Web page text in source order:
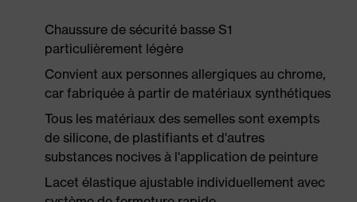
Chaussure de sécurité basse S1
particulièrement légère
Convient aux personnes allergiques au chrome,
car fabriquée à partir de matériaux synthétiques
Tous les matériaux des semelles sont exempts
de silicone, de plastifiants et d'autres
substances nocives à l'application de peinture
Lacet élastique ajustable individuellement avec